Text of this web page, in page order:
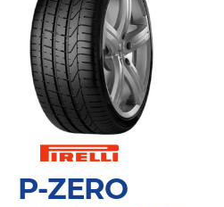
P-ZERO